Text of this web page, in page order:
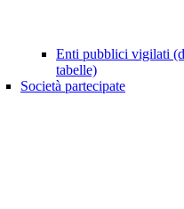
Enti pubblici vigilati
tabelle)
Società partecipate